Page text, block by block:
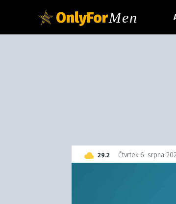
OnlyForMen
29.2 Czech
Čtvrtek 6. srpna